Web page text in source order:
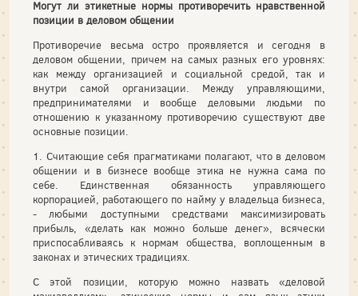
Могут ли этикетные нормы противоречить нравственной
позиции в деловом общении
Противоречие весьма остро проявляется и сегодня в
деловом общении, причем на самых разных его уровнях:
как между организацией и социальной средой, так и
внутри самой организации. Между управляющими,
предпринимателями и вообще деловыми людьми по
отношению к указанному противоречию существуют две
основные позиции.
1. Считающие себя прагматиками полагают, что в деловом
общении и в бизнесе вообще этика не нужна сама по
себе. Единственная обязанность управляющего
корпорацией, работающего по найму у владельца бизнеса,
- любыми доступными средствами максимизировать
прибыль, «делать как можно больше денег», всячески
приспосабливаясь к нормам общества, воплощенным в
законах и этических традициях.
С этой позиции, которую можно назвать «деловой